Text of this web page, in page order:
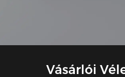
Vásárlói